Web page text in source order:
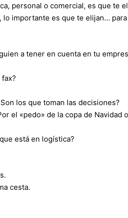
personal o comercial, es que te
lo importante es que te elijan…
a tener en cuenta en tu
los que toman las decisiones?
el «pedo» de la copa de
está en logística?
cesta.